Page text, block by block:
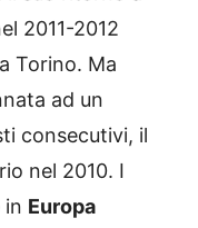
2011-2012
Torino. Ma
ad un
consecutivi, il
nel 2010. I
in Europa